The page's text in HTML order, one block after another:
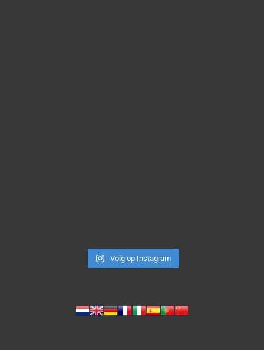
Volg op Instagram